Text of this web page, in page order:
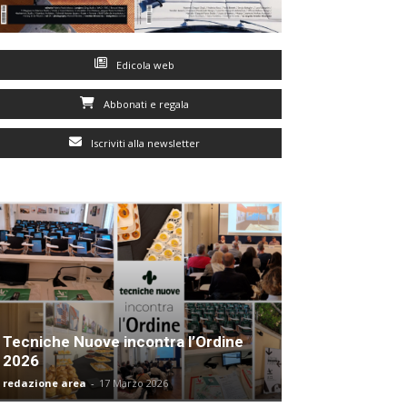
Edicola web
Abbonati e regala
Iscriviti alla newsletter
Tecniche Nuove incontra l’Ordine
2026
redazione area - 17 Marzo 2026